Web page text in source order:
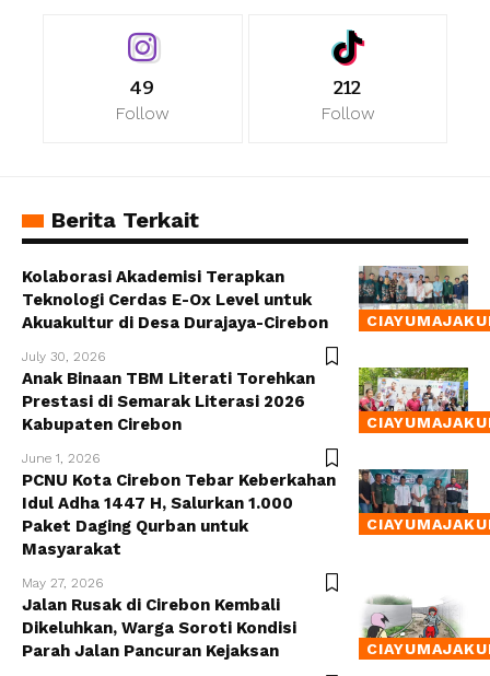
49
Follow
212
Follow
Berita Terkait
Kolaborasi Akademisi Terapkan
Teknologi Cerdas E-Ox Level untuk
Akuakultur di Desa Durajaya-Cirebon
July 30, 2026
Anak Binaan TBM Literati Torehkan
Prestasi di Semarak Literasi 2026
Kabupaten Cirebon
June 1, 2026
PCNU Kota Cirebon Tebar Keberkahan
Idul Adha 1447 H, Salurkan 1.000
Paket Daging Qurban untuk
Masyarakat
May 27, 2026
Jalan Rusak di Cirebon Kembali
Dikeluhkan, Warga Soroti Kondisi
Parah Jalan Pancuran Kejaksan